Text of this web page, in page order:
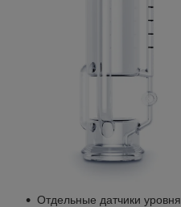
Отдельные датчики уровня